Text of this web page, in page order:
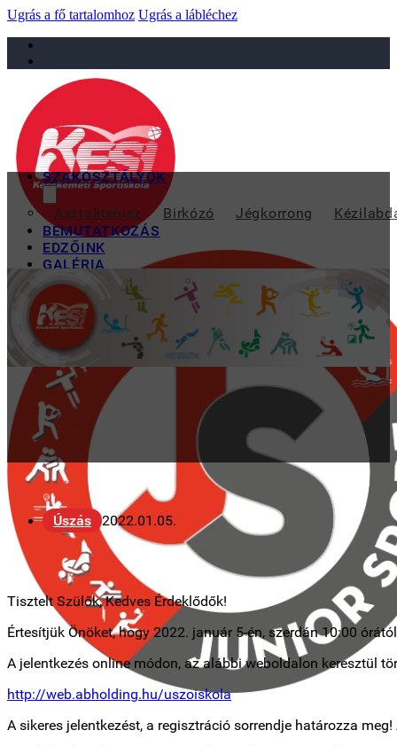
Ugrás a fő tartalomhoz Ugrás a lábléchez
sportiskola@juniorsportkft.hu
SZAKOSZTÁLYOK
Asztalitenisz Birkózó Jégkorrong
BEMUTATKOZÁS
EDZŐINK
GALÉRIA
TAO
KAPCSOLAT
Úszás 2022.01.05.
Tisztelt Szülők, Kedves Érdeklődők!
Értesítjük Önöket, hogy 2022. január 5-én, szerdán 10:00
A jelentkezés online módon, az alábbi weboldalon keresztül
http://web.abholding.hu/uszoiskola
A sikeres jelentkezést, a regisztráció sorrendje határozza